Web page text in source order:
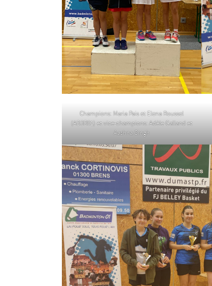
Champions: Maria Pais et Elena Roussel
(AB3R01) et vice-champions: Adèle Galland et
Aashna Singh